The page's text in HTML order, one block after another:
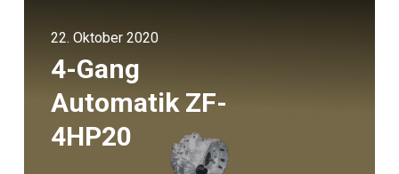
22. Oktober 2020
4-Gang
Automatik ZF-
4HP20